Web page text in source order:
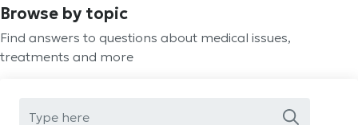
Browse by topic
Find answers to questions about medical issues,
treatments and more